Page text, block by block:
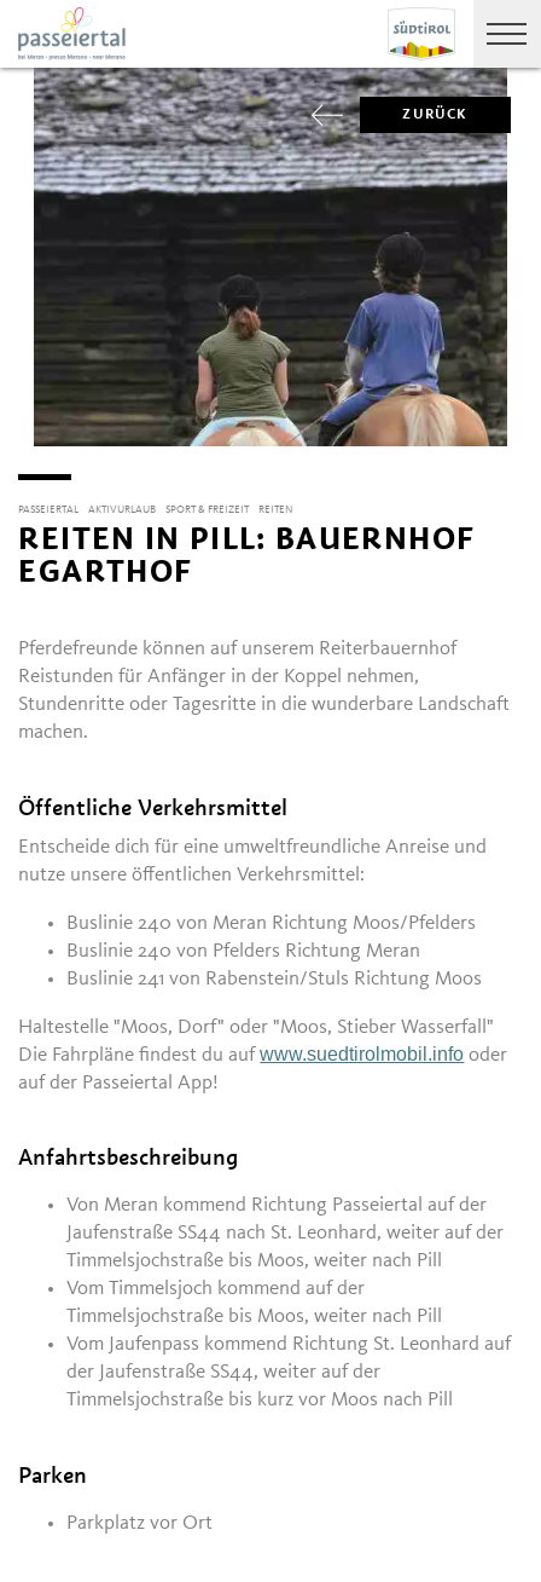
ZURÜCK
PASSEIERTAL AKTIVURLAUB SPORT & FREIZEIT REITEN
REITEN IN PILL: BAUERNHOF
EGARTHOF
Pferdefreunde können auf unserem Reiterbauernhof
Reistunden für Anfänger in der Koppel nehmen,
Stundenritte oder Tagesritte in die wunderbare Landschaft
machen.
Öffentliche Verkehrsmittel
Entscheide dich für eine umweltfreundliche Anreise und
nutze unsere öffentlichen Verkehrsmittel:
Buslinie 240 von Meran Richtung Moos/Pfelders
Buslinie 240 von Pfelders Richtung Meran
Buslinie 241 von Rabenstein/Stuls Richtung Moos
Haltestelle "Moos, Dorf" oder "Moos, Stieber Wasserfall"
Die Fahrpläne findest du aufwww.suedtirolmobil.info oder
auf der Passeiertal App!
Anfahrtsbeschreibung
Von Meran kommend Richtung Passeiertal auf der
Jaufenstraße SS44 nach St. Leonhard, weiter auf der
Timmelsjochstraße bis Moos, weiter nach Pill
Vom Timmelsjoch kommend auf der
Timmelsjochstraße bis Moos, weiter nach Pill
Vom Jaufenpass kommend Richtung St. Leonhard auf
der Jaufenstraße SS44, weiter auf der
Timmelsjochstraße bis kurz vor Moos nach Pill
Parken
Parkplatz vor Ort